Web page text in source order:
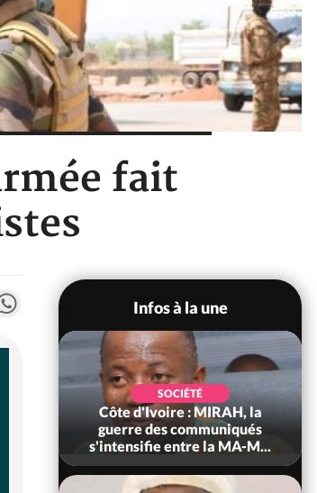
fait
WhatsApp
Infos à la une
un
SOCIÉTÉ
Côte d'Ivoire : MIRAH, la
guerre des communiqués
s'intensifie entre la MA-M...